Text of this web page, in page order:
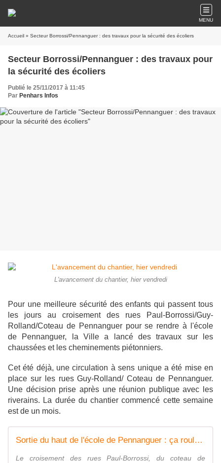
MENU
Accueil » Secteur Borrossi/Pennanguer : des travaux pour la sécurité des écoliers
Secteur Borrossi/Pennanguer : des travaux pour
la sécurité des écoliers
Publié le 25/11/2017 à 11:45
Par Penhars Infos
L'avancement du chantier, hier vendredi
Pour une meilleure sécurité des enfants qui passent tous
les jours au croisement des rues Paul-Borrossi/Guy-
Rolland/Coteau de Pennanguer pour se rendre à l'école
de Pennanguer, la Ville a lancé des travaux sur les
chaussées et les cheminements piétonniers.
Cet été déjà, une circulation à sens unique a été mise en
place sur les rues Guy-Rolland/ Coteau de Pennanguer.
Une décision prise après une réunion publique avec les
riverains. La durée du chantier commencé cette semaine
est de un mois.
Sortie du haut de l'école de Pennanguer : ça roule trop vite ! - Penhars Infos Quimper
Le croisement des rues Paul-Borrossi, du coteau de